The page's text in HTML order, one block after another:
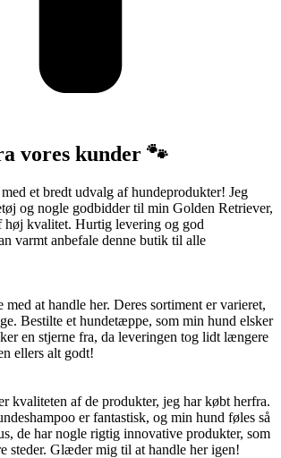
vores kunder 🐾
et bredt udvalg af hundeprodukter! Jeg
og nogle godbidder til min Golden Retriever,
høj kvalitet. Hurtig levering og god
varmt anbefale denne butik til alle
at handle her. Deres sortiment er varieret,
Bestilte et hundetæppe, som min hund elsker
en stjerne fra, da leveringen tog lidt længere
ellers alt godt!
kvaliteten af de produkter, jeg har købt herfra.
er fantastisk, og min hund føles så
de har nogle rigtig innovative produkter, som
steder. Glæder mig til at handle her igen!